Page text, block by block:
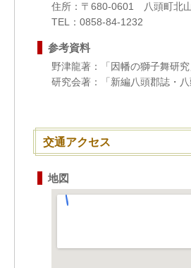
住所：〒680-0601 八頭町北
TEL：0858-84-1232
参考資料
野津龍著：「因幡の獅子舞研
研究会著：「新編八頭郡誌・
交通アクセス
地図